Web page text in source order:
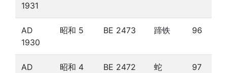
1931
AD
1930
昭和 5 BE 2473 蹄铁 96
AD
昭和 4 BE 2472 蛇 97